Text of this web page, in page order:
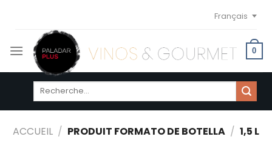
content
Français
0
Recherche
ACCUEIL / PRODUIT FORMATO DE BOTELLA / 1,5 L